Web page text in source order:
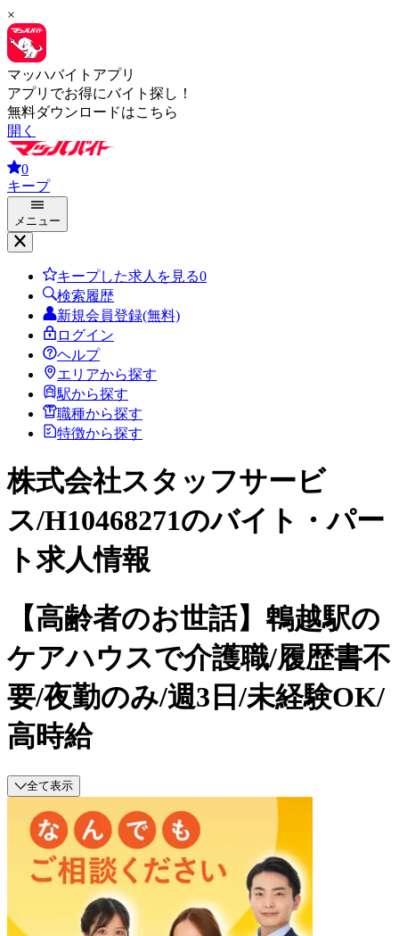
×
マッハバイトアプリ
アプリでお得にバイト探し！
無料ダウンロードはこちら
開く
0
キープ
メニュー
キープした求人を見る0
検索履歴
新規会員登録(無料)
ログイン
ヘルプ
エリアから探す
駅から探す
職種から探す
特徴から探す
株式会社スタッフサービ
ス/H10468271のバイト・パー
ト求人情報
【高齢者のお世話】鵯越駅の
ケアハウスで介護職/履歴書不
要/夜勤のみ/週3日/未経験OK/
高時給
全て表示